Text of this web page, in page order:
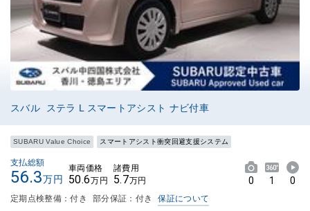
スバル ステラ L スマートアシスト ナビ付車
SUBARU Value Choice スマートアシスト衝突回避支援システム
支払総額
56.3万円
車両価格
50.6万円
諸費用
5.7万円 0 1 0
定期点検整備：付き 部分保証：付き 保証について